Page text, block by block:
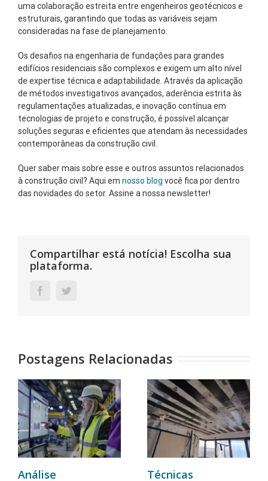
uma colaboração estreita entre engenheiros geotécnicos e
estruturais, garantindo que todas as variáveis sejam
consideradas na fase de planejamento.
Os desafios na engenharia de fundações para grandes
edifícios residenciais são complexos e exigem um alto nível
de expertise técnica e adaptabilidade. Através da aplicação
de métodos investigativos avançados, aderência estrita às
regulamentações atualizadas, e inovação contínua em
tecnologias de projeto e construção, é possível alcançar
soluções seguras e eficientes que atendam às necessidades
contemporâneas da construção civil.
Quer saber mais sobre esse e outros assuntos relacionados
à construção civil? Aqui em nosso blog você fica por dentro
das novidades do setor. Assine a nossa newsletter!
Compartilhar está notícia! Escolha sua
plataforma.
Facebook
Postagens Relacionadas
Análise Técnicas